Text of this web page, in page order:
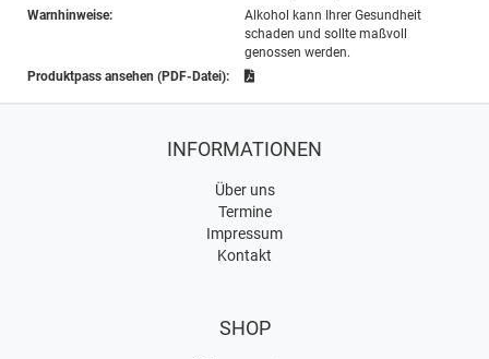
Warnhinweise:
Alkohol kann Ihrer Gesundheit
schaden und sollte maßvoll
genossen werden.
Produktpass ansehen (PDF-Datei):
INFORMATIONEN
Über uns
Termine
Impressum
Kontakt
SHOP